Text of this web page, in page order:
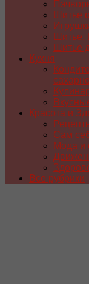
Шитье
Шитье
Кухня
Красота и
Сам
Мода и
Все рубрики